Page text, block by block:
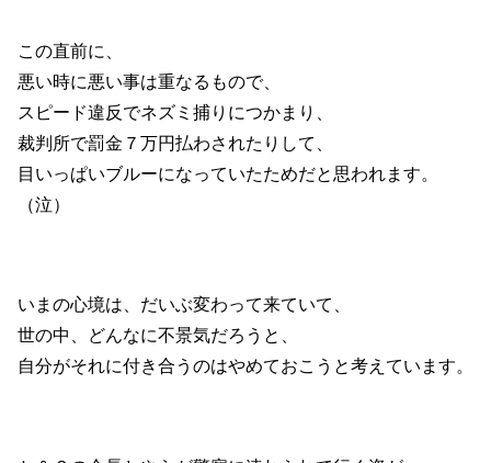
この直前に、
悪い時に悪い事は重なるもので、
スピード違反でネズミ捕りにつかまり、
裁判所で罰金７万円払わされたりして、
目いっぱいブルーになっていたためだと思われます。
（泣）
いまの心境は、だいぶ変わって来ていて、
世の中、どんなに不景気だろうと、
自分がそれに付き合うのはやめておこうと考えています。